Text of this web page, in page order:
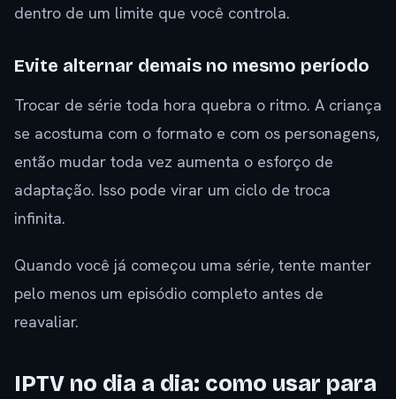
dentro de um limite que você controla.
Evite alternar demais no mesmo período
Trocar de série toda hora quebra o ritmo. A criança
se acostuma com o formato e com os personagens,
então mudar toda vez aumenta o esforço de
adaptação. Isso pode virar um ciclo de troca
infinita.
Quando você já começou uma série, tente manter
pelo menos um episódio completo antes de
reavaliar.
IPTV no dia a dia: como usar para